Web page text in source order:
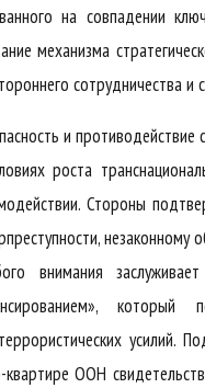
на совпадении
механизма
сотрудничества и
и
роста
Стороны
внимания
который
усилий.
квартире ООН